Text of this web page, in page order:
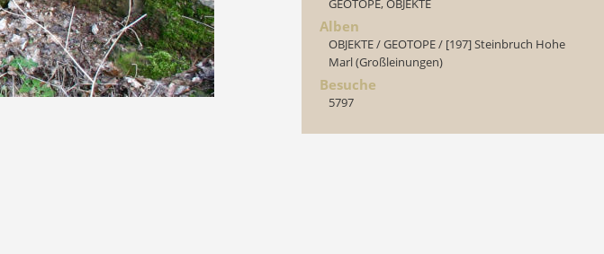
GEOTOPE,OBJEKTE
Alben
OBJEKTE/GEOTOPE/ [197] Steinbruch Hohe
Marl (Großleinungen)
Besuche
5797